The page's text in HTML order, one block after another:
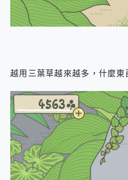
越用三葉草越來越多，什麼東